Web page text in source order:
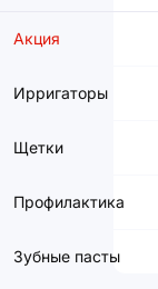
Акция
Ирригаторы
Щетки
Профилактика
Зубные пасты